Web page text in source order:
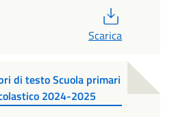
Scarica
di testo Scuola primari
2024-2025